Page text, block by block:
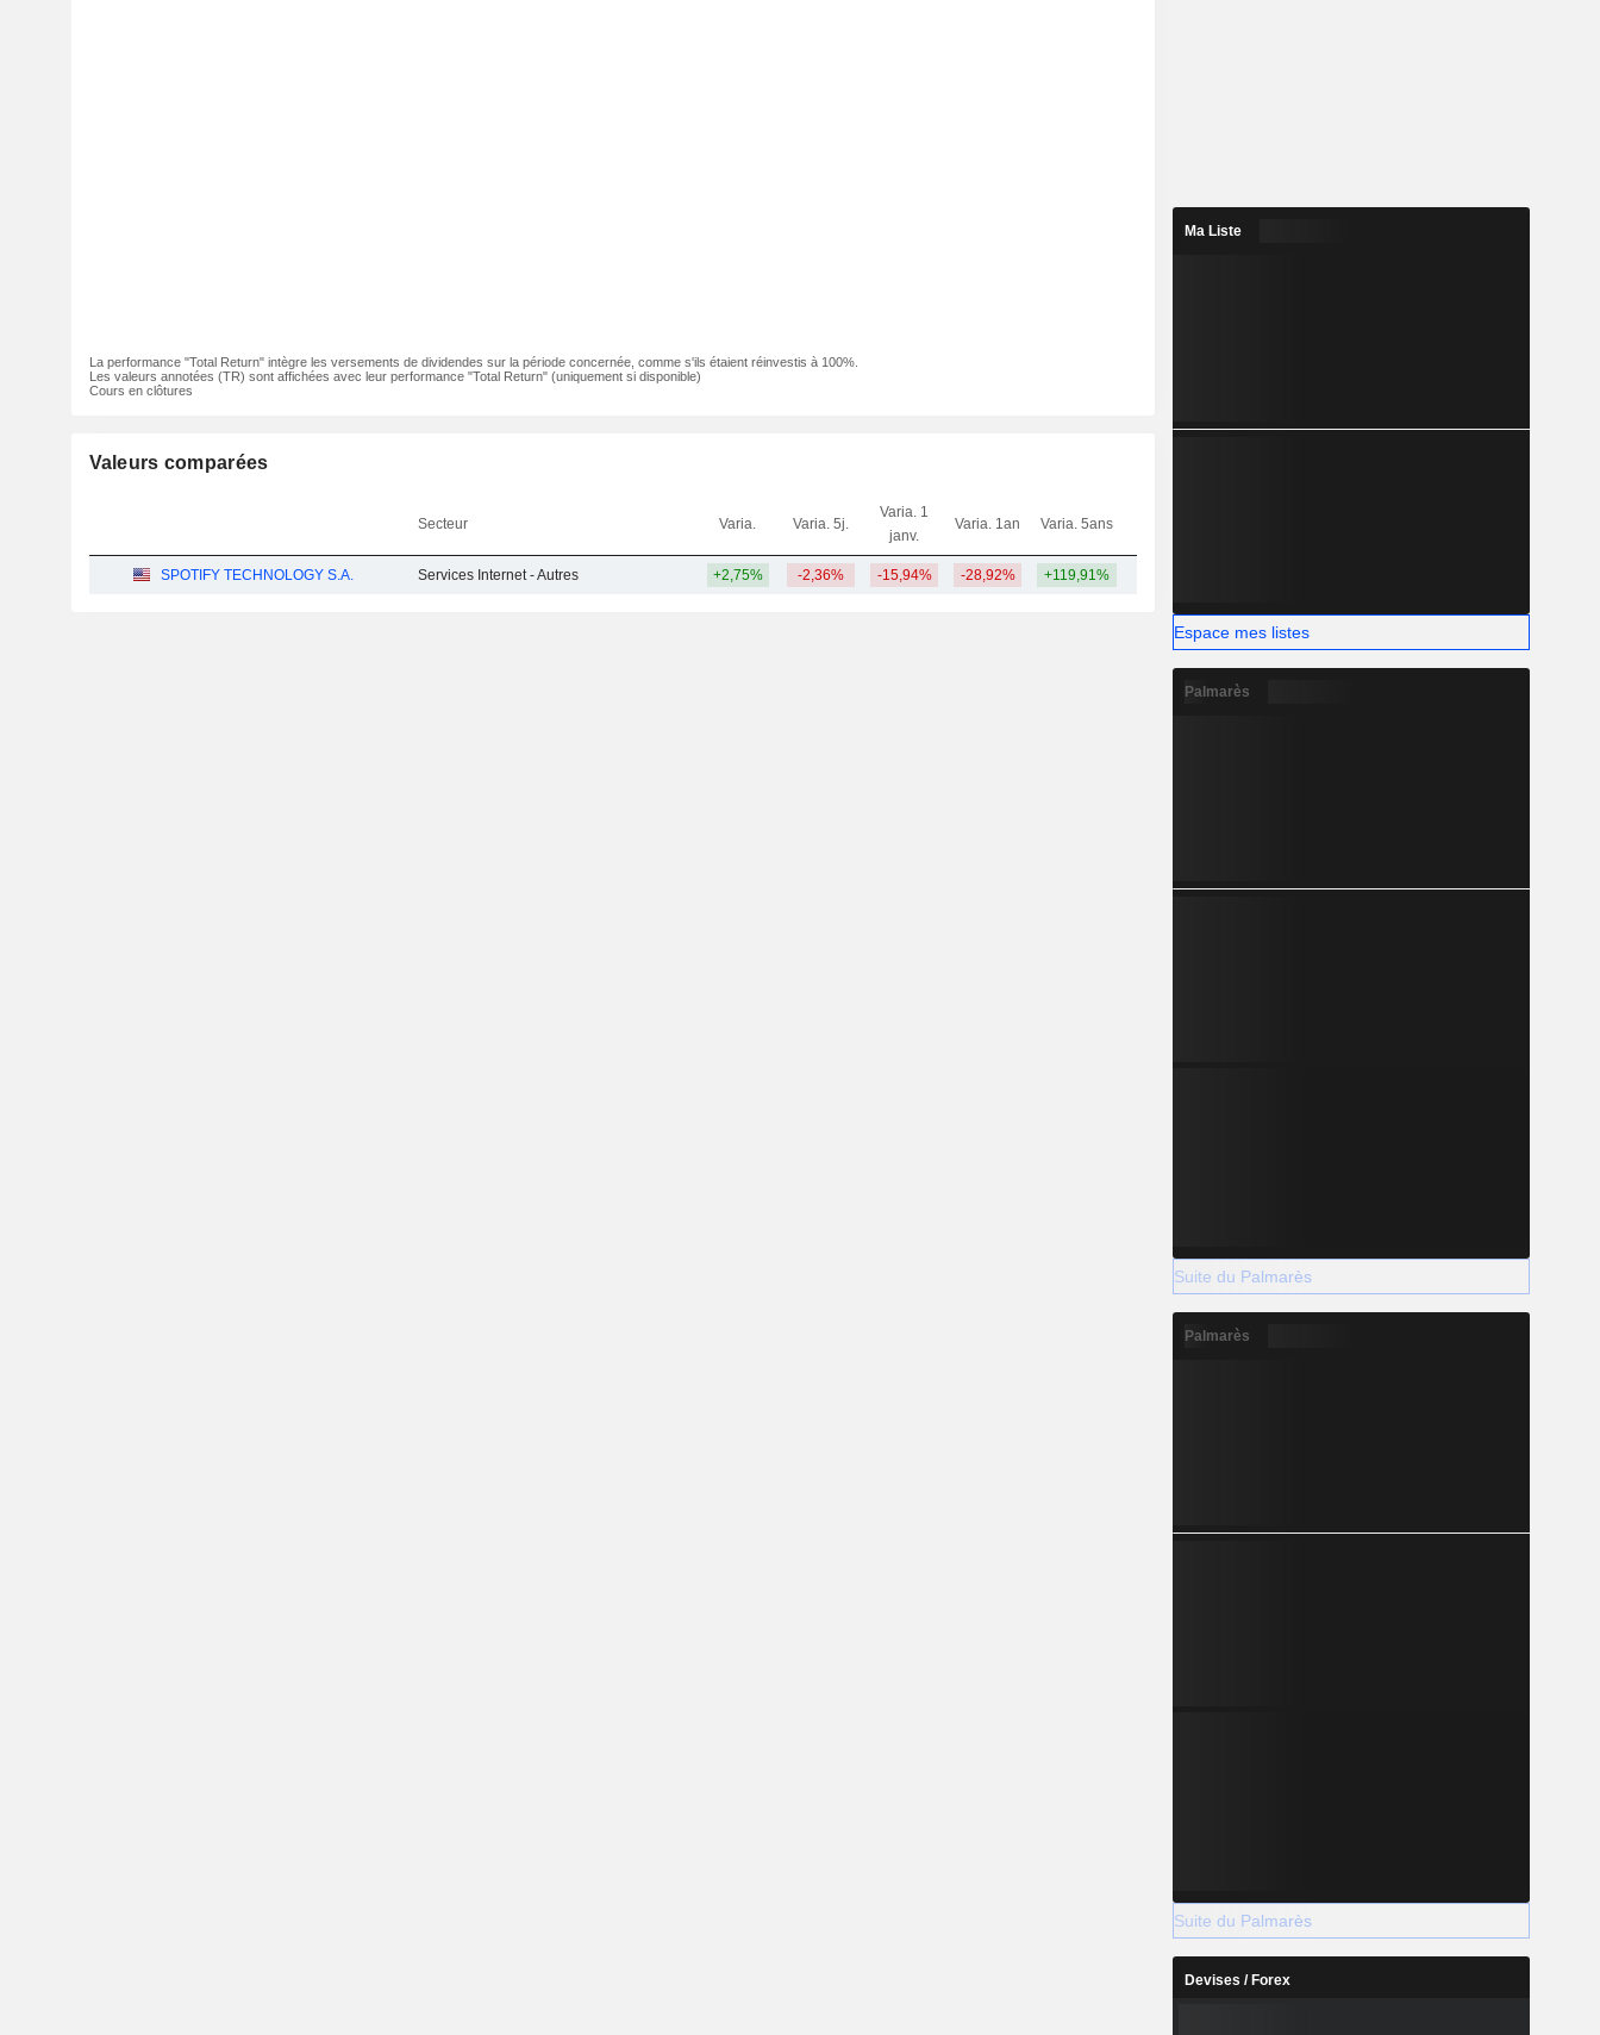
La performance "Total Return" intègre les versements de dividendes sur la période concernée, comme s'ils étaient réinvestis à 100%.
Les valeurs annotées (TR) sont affichées avec leur performance "Total Return" (uniquement si disponible)
Cours en clôtures
Valeurs comparées
Secteur Varia. Varia. 5j.
Varia. 1
janv.
Varia. 1an Varia. 5ans
SPOTIFY TECHNOLOGY S.A. Services Internet - Autres +2,75% -2,36% -15,94% -28,92% +119,91%
Ma Liste
Espace mes listes
Palmarès
Suite du Palmarès
Palmarès
Suite du Palmarès
Devises / Forex